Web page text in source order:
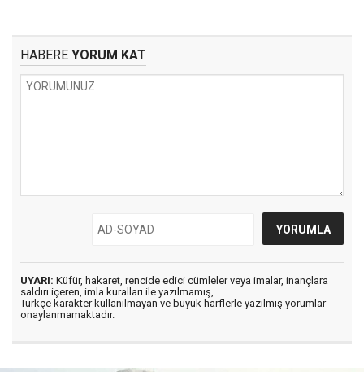
HABERE YORUM KAT
UYARI: Küfür, hakaret, rencide edici cümleler veya imalar, inançlara
saldırı içeren, imla kuralları ile yazılmamış,
Türkçe karakter kullanılmayan ve büyük harflerle yazılmış yorumlar
onaylanmamaktadır.